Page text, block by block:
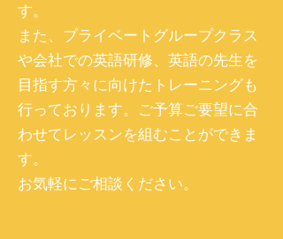
す。
​また、プライベートグループクラス
や会社での英語研修、英語の先生を
目指す方々に向けたトレーニングも
行っております。ご予算ご要望に合
わせてレッスンを組むことができま
す。
お気軽にご相談ください。​